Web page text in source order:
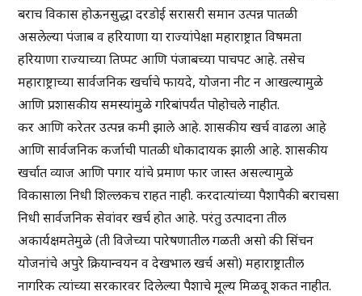
बराच विकास होऊनसुद्धा दरडोई सरासरी समान उत्पन्न पातळी
असलेल्या पंजाब व हरियाणा या राज्यांपेक्षा महाराष्ट्रात विषमता
हरियाणा राज्याच्या तिप्पट आणि पंजाबच्या पाचपट आहे. तसेच
महाराष्ट्राच्या सार्वजनिक खर्चाचे फायदे, योजना नीट न आखल्यामुळे
आणि प्रशासकीय समस्यांमुळे गरिबांपर्यंत पोहोचले नाहीत.
कर आणि करेतर उत्पन्न कमी झाले आहे. शासकीय खर्च वाढला आहे
आणि सार्वजनिक कर्जाची पातळी धोकादायक झाली आहे. शासकीय
खर्चात व्याज आणि पगार यांचे प्रमाण फार जास्त असल्यामुळे
विकासाला निधी शिल्लकच राहत नाही. करदात्यांच्या पैशापैकी बराचसा
निधी सार्वजनिक सेवांवर खर्च होत आहे. परंतु उत्पादना तील
अकार्यक्षमतेमुळे (ती विजेच्या पारेषणातील गळती असो की सिंचन
योजनांचे अपुरे क्रियान्वयन व देखभाल खर्च असो) महाराष्ट्रातील
नागरिक त्यांच्या सरकारवर दिलेल्या पैशाचे मूल्य मिळवू शकत नाहीत.